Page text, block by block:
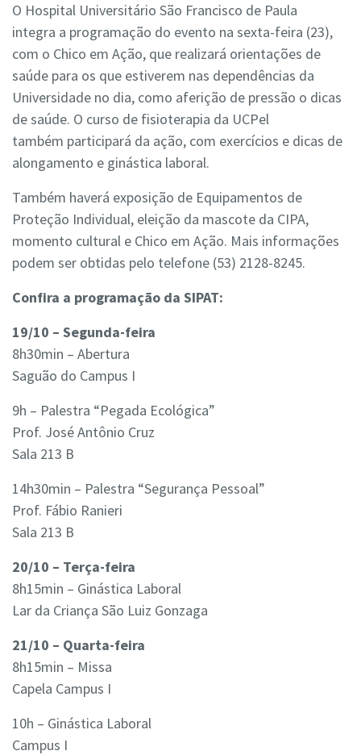
O Hospital Universitário São Francisco de Paula
integra a programação do evento na sexta-feira (23),
com o Chico em Ação, que realizará orientações de
saúde para os que estiverem nas dependências da
Universidade no dia, como aferição de pressão o dicas
de saúde. O curso de fisioterapia da UCPel
também participará da ação, com exercícios e dicas de
alongamento e ginástica laboral.
Também haverá exposição de Equipamentos de
Proteção Individual, eleição da mascote da CIPA,
momento cultural e Chico em Ação. Mais informações
podem ser obtidas pelo telefone (53) 2128-8245.
Confira a programação da SIPAT:
19/10 – Segunda-feira
8h30min – Abertura
Saguão do Campus I
9h – Palestra “Pegada Ecológica”
Prof. José Antônio Cruz
Sala 213 B
14h30min – Palestra “Segurança Pessoal”
Prof. Fábio Ranieri
Sala 213 B
20/10 – Terça-feira
8h15min – Ginástica Laboral
Lar da Criança São Luiz Gonzaga
21/10 – Quarta-feira
8h15min – Missa
Capela Campus I
10h – Ginástica Laboral
Campus I